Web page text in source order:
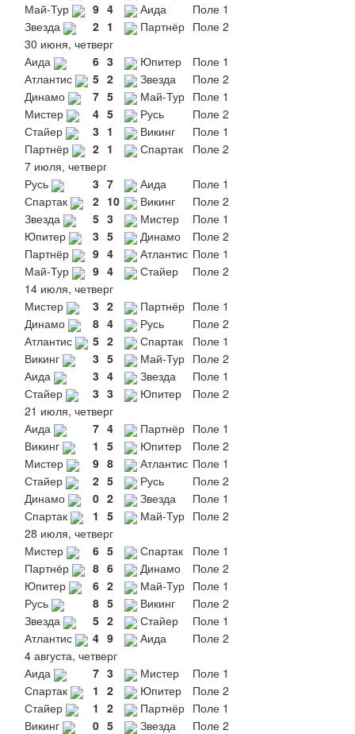
Май-Тур
9 4 Аида
Поле 1
Звезда
2 1 Партнёр Поле 2
30 июня, четверг
Аида
6 3 Юпитер
Поле 1
Атлантис
5 2 Звезда
Поле 2
Динамо
7 5 Май-Тур Поле 1
Мистер
4 5 Русь
Поле 2
Стайер
3 1 Викинг
Поле 1
Партнёр
2 1 Спартак
Поле 2
7 июля, четверг
Русь
3 7 Аида
Поле 1
Спартак
2 10 Викинг
Поле 2
Звезда
5 3 Мистер
Поле 1
Юпитер
3 5 Динамо
Поле 2
Партнёр
9 4 Атлантис Поле 1
Май-Тур
9 4 Стайер
Поле 2
14 июля, четверг
Мистер
3 2 Партнёр Поле 1
Динамо
8 4 Русь
Поле 2
Атлантис
5 2 Спартак
Поле 1
Викинг
3 5 Май-Тур Поле 2
Аида
3 4 Звезда
Поле 1
Стайер
3 3 Юпитер
Поле 2
21 июля, четверг
Аида
7 4 Партнёр Поле 1
Викинг
1 5 Юпитер
Поле 2
Мистер
9 8 Атлантис Поле 1
Стайер
2 5 Русь
Поле 2
Динамо
0 2 Звезда
Поле 1
Спартак
1 5 Май-Тур Поле 2
28 июля, четверг
Мистер
6 5 Спартак
Поле 1
Партнёр
8 6 Динамо
Поле 2
Юпитер
6 2 Май-Тур Поле 1
Русь
8 5 Викинг
Поле 2
Звезда
5 2 Стайер
Поле 1
Атлантис
4 9 Аида
Поле 2
4 августа, четверг
Аида
7 3 Мистер
Поле 1
Спартак
1 2 Юпитер
Поле 2
Стайер
1 2 Партнёр Поле 1
Викинг
0 5 Звезда Поле 2